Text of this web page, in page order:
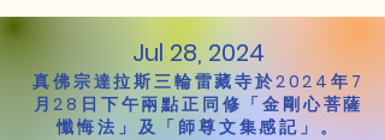
Jul 28, 2024
真佛宗達拉斯三輪雷藏寺於2024年7
月28日下午兩點正同修「金剛心菩薩
懺悔法」及「師尊文集感記」。